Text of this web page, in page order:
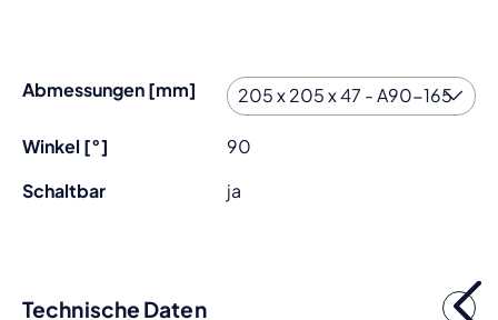
Abmessungen [mm]
Winkel [°]
90
Schaltbar
ja
Technische Daten